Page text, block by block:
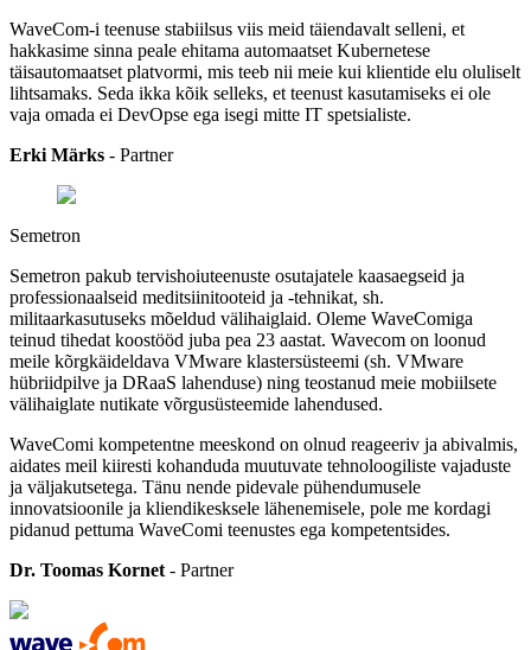
WaveCom-i teenuse stabiilsus viis meid täiendavalt selleni, et
hakkasime sinna peale ehitama automaatset Kubernetese
täisautomaatset platvormi, mis teeb nii meie kui klientide elu oluliselt
lihtsamaks. Seda ikka kõik selleks, et teenust kasutamiseks ei ole
vaja omada ei DevOpse ega isegi mitte IT spetsialiste.
Erki Märks - Partner
Semetron
Semetron pakub tervishoiuteenuste osutajatele kaasaegseid ja
professionaalseid meditsiinitooteid ja -tehnikat, sh.
militaarkasutuseks mõeldud välihaiglaid. Oleme WaveComiga
teinud tihedat koostööd juba pea 23 aastat. Wavecom on loonud
meile kõrgkäideldava VMware klastersüsteemi (sh. VMware
hübriidpilve ja DRaaS lahenduse) ning teostanud meie mobiilsete
välihaiglate nutikate võrgusüsteemide lahendused.
WaveComi kompetentne meeskond on olnud reageeriv ja abivalmis,
aidates meil kiiresti kohanduda muutuvate tehnoloogiliste vajaduste
ja väljakutsetega. Tänu nende pidevale pühendumusele
innovatsioonile ja kliendikesksele lähenemisele, pole me kordagi
pidanud pettuma WaveComi teenustes ega kompetentsides.
Dr. Toomas Kornet - Partner